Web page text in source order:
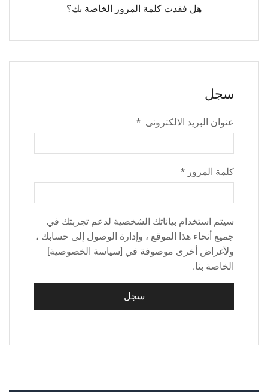
هل فقدت كلمة المرور الخاصة بك؟
سجل
عنوان البريد الالكترونى*
كلمة المرور*
سيتم استخدام بياناتك الشخصية لدعم تجربتك في
جميع أنحاء هذا الموقع ، وإدارة الوصول إلى حسابك ،
ولأغراض أخرى موصوفة في [سياسة الخصوصية]
الخاصة بنا.
سجل